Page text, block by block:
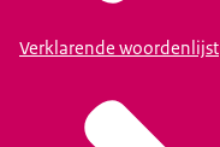
Verklarende woordenlijst